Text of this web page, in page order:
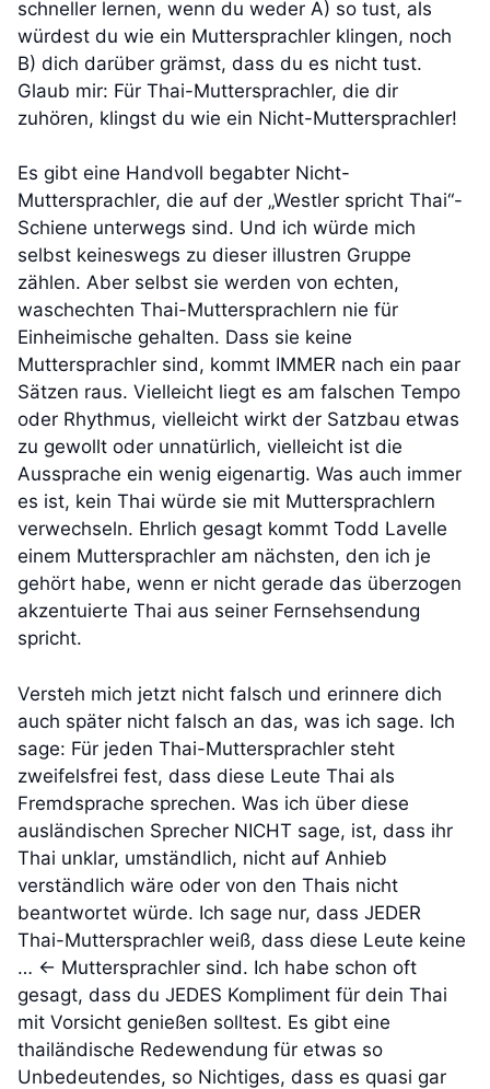
schneller lernen, wenn du weder A) so tust, als
würdest du wie ein Muttersprachler klingen, noch
B) dich darüber grämst, dass du es nicht tust.
Glaub mir: Für Thai-Muttersprachler, die dir
zuhören, klingst du wie ein Nicht-Muttersprachler!
Es gibt eine Handvoll begabter Nicht-
Muttersprachler, die auf der „Westler spricht Thai“-
Schiene unterwegs sind. Und ich würde mich
selbst keineswegs zu dieser illustren Gruppe
zählen. Aber selbst sie werden von echten,
waschechten Thai-Muttersprachlern nie für
Einheimische gehalten. Dass sie keine
Muttersprachler sind, kommt IMMER nach ein paar
Sätzen raus. Vielleicht liegt es am falschen Tempo
oder Rhythmus, vielleicht wirkt der Satzbau etwas
zu gewollt oder unnatürlich, vielleicht ist die
Aussprache ein wenig eigenartig. Was auch immer
es ist, kein Thai würde sie mit Muttersprachlern
verwechseln. Ehrlich gesagt kommt Todd Lavelle
einem Muttersprachler am nächsten, den ich je
gehört habe, wenn er nicht gerade das überzogen
akzentuierte Thai aus seiner Fernsehsendung
spricht.
Versteh mich jetzt nicht falsch und erinnere dich
auch später nicht falsch an das, was ich sage. Ich
sage: Für jeden Thai-Muttersprachler steht
zweifelsfrei fest, dass diese Leute Thai als
Fremdsprache sprechen. Was ich über diese
ausländischen Sprecher NICHT sage, ist, dass ihr
Thai unklar, umständlich, nicht auf Anhieb
verständlich wäre oder von den Thais nicht
beantwortet würde. Ich sage nur, dass JEDER
Thai-Muttersprachler weiß, dass diese Leute keine
… <- Muttersprachler sind. Ich habe schon oft
gesagt, dass du JEDES Kompliment für dein Thai
mit Vorsicht genießen solltest. Es gibt eine
thailändische Redewendung für etwas so
Unbedeutendes, so Nichtiges, dass es quasi gar